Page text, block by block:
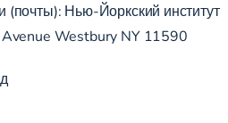
(почты): Нью-Йоркский институт
Westbury NY 11590